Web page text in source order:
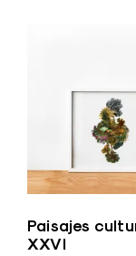
Paisajes
XXVI